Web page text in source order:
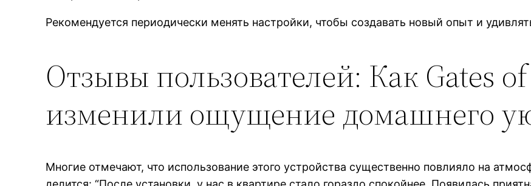
Рекомендуется периодически менять настройки, чтобы создавать новый опыт и
Отзывы пользователей: Как Gates
изменили ощущение домашнего
Многие отмечают, что использование этого устройства существенно повлияло на